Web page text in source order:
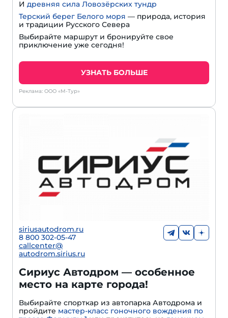
И древняя сила Ловозёрских тундр
Терский берег Белого моря — природа, история
и традиции Русского Севера
Выбирайте маршрут и бронируйте свое
приключение уже сегодня!
УЗНАТЬ БОЛЬШЕ
Реклама: ООО «М-Тур»
siriusautodrom.ru
8 800 302-05-47
callcenter@
autodrom.sirius.ru
Сириус Автодром — особенное
место на карте города!
Выбирайте спорткар из автопарка Автодрома и
пройдите мастер-класс гоночного вождения по